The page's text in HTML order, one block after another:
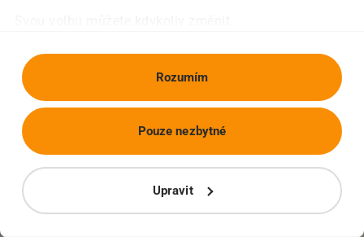
Rozumím
Upravit
Pouze nezbytné